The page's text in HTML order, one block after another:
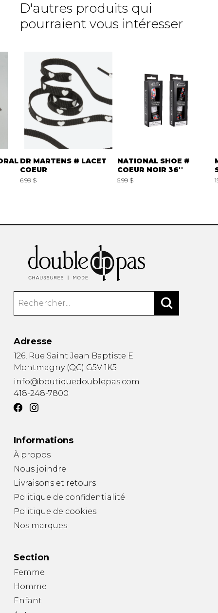
D'autres produits qui
pourraient vous intéresser
DR MARTENS # LACET
COEUR
6.99 $
NATIONAL SHOE #
COEUR NOIR 36''
5.99 $
Adresse
126, Rue Saint Jean Baptiste E
Montmagny (QC) G5V 1K5
info@boutiquedoublepas.com
418-248-7800
Informations
À propos
Nous joindre
Livraisons et retours
Politique de confidentialité
Politique de cookies
Nos marques
Section
Femme
Homme
Enfant